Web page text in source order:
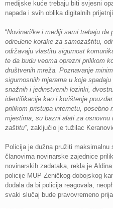
medijske kuće trebaju biti svjesni
napada i svih oblika digitalnih
“Novinari/ke i mediji sami trebaju da
određene korake za samozaštitu,
održavaju vlastitu sigurnost
te da budu veoma oprezni prilikom
društvenih mreža. Poznavanje
sigurnosniih mjerama u koje
snažnih i jedinstvenih lozinki,
identifikacije kao i korištenje
prilikom pristupa internetu, posebno
mjestima, su bazni alati za osnovnu
zaštitu”, zaključio je tužilac
Policija je dužna pružiti maksimalnu
članovima novinarske zajednice
novinarskih zadataka, rekla je
policije MUP Zeničkog-dobojskog
dodala da bi policija reagovala,
svaki slučaj bude pravovremeno